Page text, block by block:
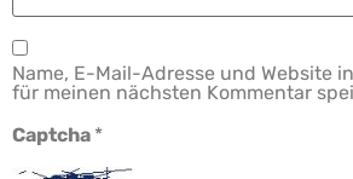
Name, E-Mail-Adresse und Website
für meinen nächsten Kommentar
Captcha *